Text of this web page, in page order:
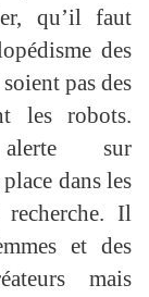
qu’il faut
des
pas des
les robots.
sur
dans les
recherche. Il
et des
mais